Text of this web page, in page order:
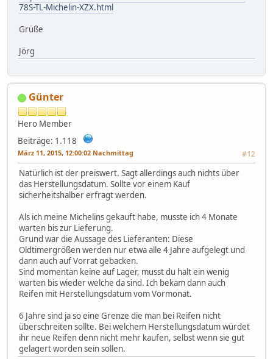
78S-TL-Michelin-XZX.html
Grüße
Jörg
Günter
Hero Member
Beiträge: 1.118
März 11, 2015, 12:00:02 Nachmittag #12
Natürlich ist der preiswert. Sagt allerdings auch nichts über
das Herstellungsdatum. Sollte vor einem Kauf
sicherheitshalber erfragt werden.
Als ich meine Michelins gekauft habe, musste ich 4 Monate
warten bis zur Lieferung.
Grund war die Aussage des Lieferanten: Diese
Oldtimergrößen werden nur etwa alle 4 Jahre aufgelegt und
dann auch auf Vorrat gebacken.
Sind momentan keine auf Lager, musst du halt ein wenig
warten bis wieder welche da sind. Ich bekam dann auch
Reifen mit Herstellungsdatum vom Vormonat.
6 Jahre sind ja so eine Grenze die man bei Reifen nicht
überschreiten sollte. Bei welchem Herstellungsdatum würdet
ihr neue Reifen denn nicht mehr kaufen, selbst wenn sie gut
gelagert worden sein sollen.